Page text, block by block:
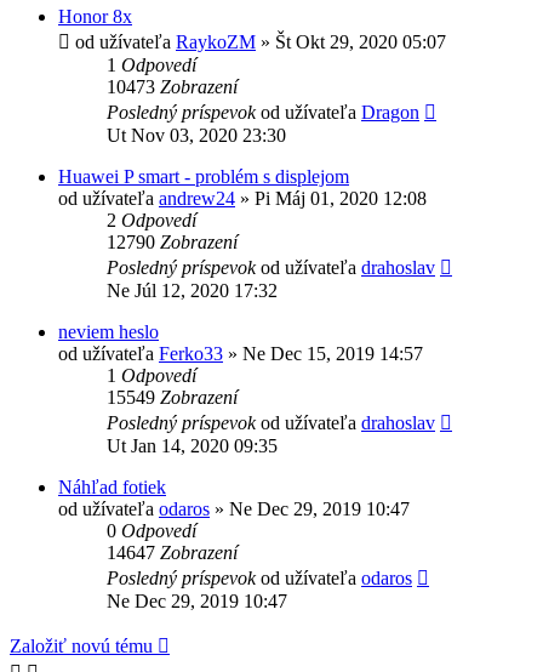
Honor 8x
od užívateľa RaykoZM » Št Okt 29, 2020 05:07
1 Odpovedí
10473 Zobrazení
Posledný príspevokod užívateľa Dragon
Ut Nov 03, 2020 23:30
Huawei P smart - problém s displejom
od užívateľa andrew24 » Pi Máj 01, 2020 12:08
2 Odpovedí
12790 Zobrazení
Posledný príspevokod užívateľa drahoslav
Ne Júl 12, 2020 17:32
neviem heslo
od užívateľa Ferko33 » Ne Dec 15, 2019 14:57
1 Odpovedí
15549 Zobrazení
Posledný príspevokod užívateľa drahoslav
Ut Jan 14, 2020 09:35
Náhľad fotiek
od užívateľa odaros » Ne Dec 29, 2019 10:47
0 Odpovedí
14647 Zobrazení
Posledný príspevokod užívateľa odaros
Ne Dec 29, 2019 10:47
Založiť novú tému